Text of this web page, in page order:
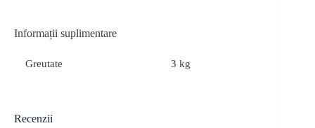
Informații suplimentare
Greutate 3 kg
Recenzii